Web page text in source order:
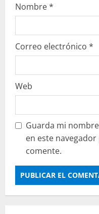
Nombre*
Correo electrónico *
Web
Guarda mi
en este
comente.